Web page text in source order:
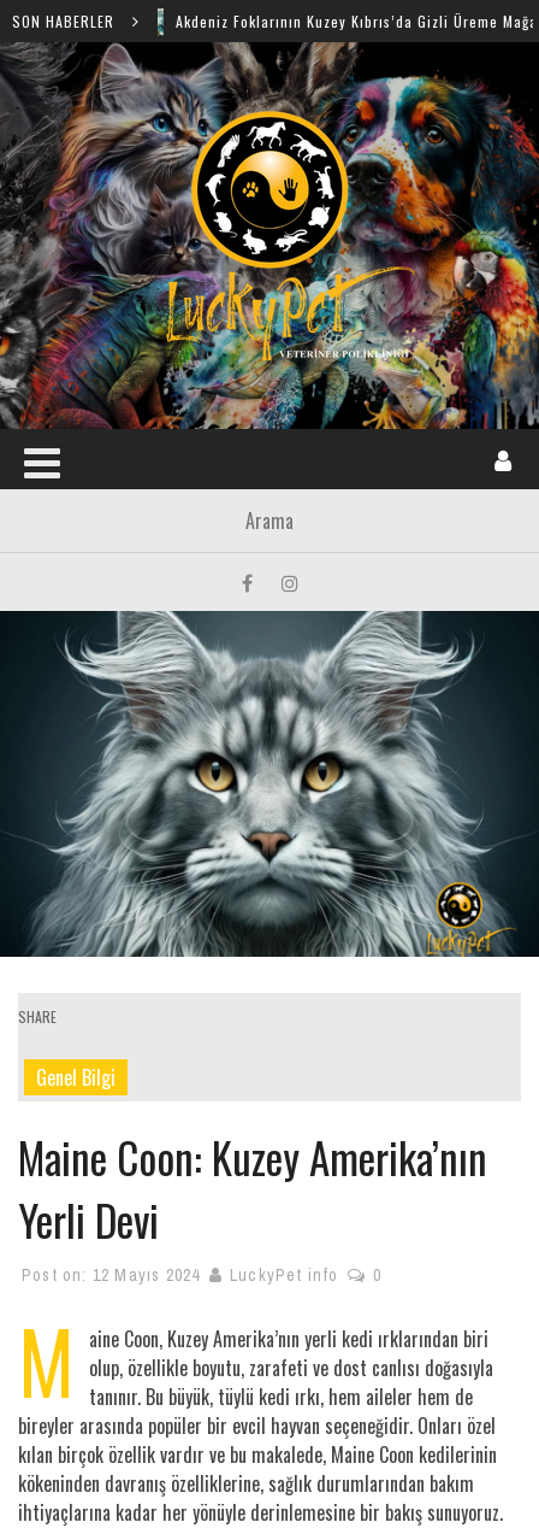
SON HABERLERAkdeniz Foklarının Kuzey Kıbrıs’da Gizli Üreme Mağaraları
SHARE
Genel Bilgi
Maine Coon: Kuzey Amerika’nın
Yerli Devi
Post on: 12 Mayıs 2024 LuckyPet info 0
M
aine Coon, Kuzey Amerika’nın yerli kedi ırklarından biri
olup, özellikle boyutu, zarafeti ve dost canlısı doğasıyla
tanınır. Bu büyük, tüylü kedi ırkı, hem aileler hem de
bireyler arasında popüler bir evcil hayvan seçeneğidir. Onları özel
kılan birçok özellik vardır ve bu makalede, Maine Coon kedilerinin
kökeninden davranış özelliklerine, sağlık durumlarından bakım
ihtiyaçlarına kadar her yönüyle derinlemesine bir bakış sunuyoruz.